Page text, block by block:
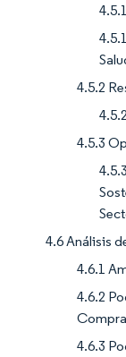
4.5.2
4.5.3
4.6 Análisis
4.6.1
4.6.2
4.6.3